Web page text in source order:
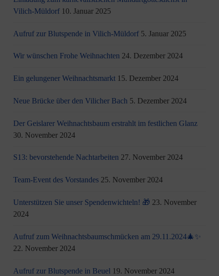
Vilich-Müldorf 10. Januar 2025
Aufruf zur Blutspende in Vilich-Müldorf 5. Januar 2025
Wir wünschen Frohe Weihnachten 24. Dezember 2024
Ein gelungener Weihnachtsmarkt 15. Dezember 2024
Neue Brücke über den Vilicher Bach 5. Dezember 2024
Der Geislarer Weihnachtsbaum erstrahlt im festlichen Glanz
30. November 2024
S13: bevorstehende Nachtarbeiten 27. November 2024
Team-Event des Vorstandes 25. November 2024
Unterstützen Sie unser Spendenwichteln! 🎁 23. November
2024
Aufruf zum Weihnachtsbaumschmücken am 29.11.2024🎄✨
22. November 2024
Aufruf zur Blutspende in Beuel 19. November 2024